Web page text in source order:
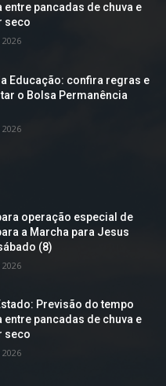
entre pancadas de chuva e
seco
Educação: confira regras e
o Bolsa Permanência
operação especial de
a Marcha para Jesus
(8)
Previsão do tempo
entre pancadas de chuva e
seco